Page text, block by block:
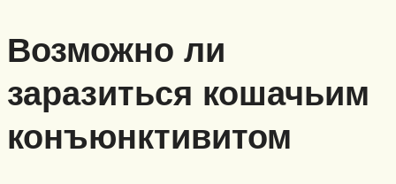
Возможно ли
заразиться кошачьим
конъюнктивитом